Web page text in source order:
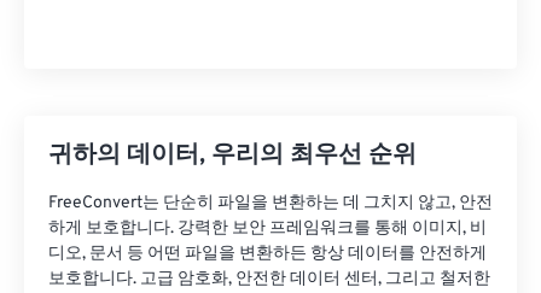
귀하의 데이터, 우리의 최우선 순위
FreeConvert는 단순히 파일을 변환하는 데 그치지 않고, 안전
하게 보호합니다. 강력한 보안 프레임워크를 통해 이미지, 비
디오, 문서 등 어떤 파일을 변환하든 항상 데이터를 안전하게
보호합니다. 고급 암호화, 안전한 데이터 센터, 그리고 철저한